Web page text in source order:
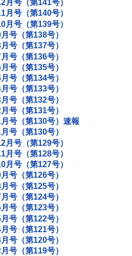
月号（第141号）
月号（第140号）
月号（第139号）
号（第138号）
号（第137号）
号（第136号）
号（第135号）
号（第134号）
号（第133号）
号（第132号）
号（第131号）
号（第130号）速報
号（第130号）
月号（第129号）
月号（第128号）
月号（第127号）
号（第126号）
号（第125号）
号（第124号）
号（第123号）
号（第122号）
号（第121号）
号（第120号）
号（第119号）